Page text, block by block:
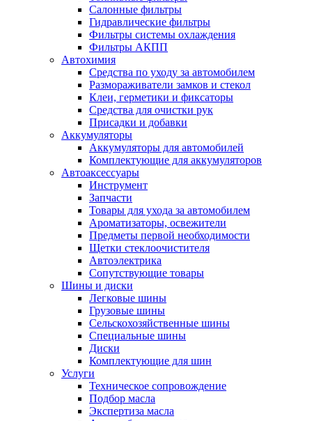
Салонные фильтры
Гидравлические фильтры
Фильтры системы охлаждения
Фильтры АКПП
Автохимия
Средства по уходу за автомобилем
Размораживатели замков и стекол
Клеи, герметики и фиксаторы
Средства для очистки рук
Присадки и добавки
Аккумуляторы
Аккумуляторы для автомобилей
Комплектующие для аккумуляторов
Автоаксессуары
Инструмент
Запчасти
Товары для ухода за автомобилем
Ароматизаторы, освежители
Предметы первой необходимости
Щетки стеклоочистителя
Автоэлектрика
Сопутствующие товары
Шины и диски
Легковые шины
Грузовые шины
Сельскохозяйственные шины
Специальные шины
Диски
Комплектующие для шин
Услуги
Техническое сопровождение
Подбор масла
Экспертиза масла